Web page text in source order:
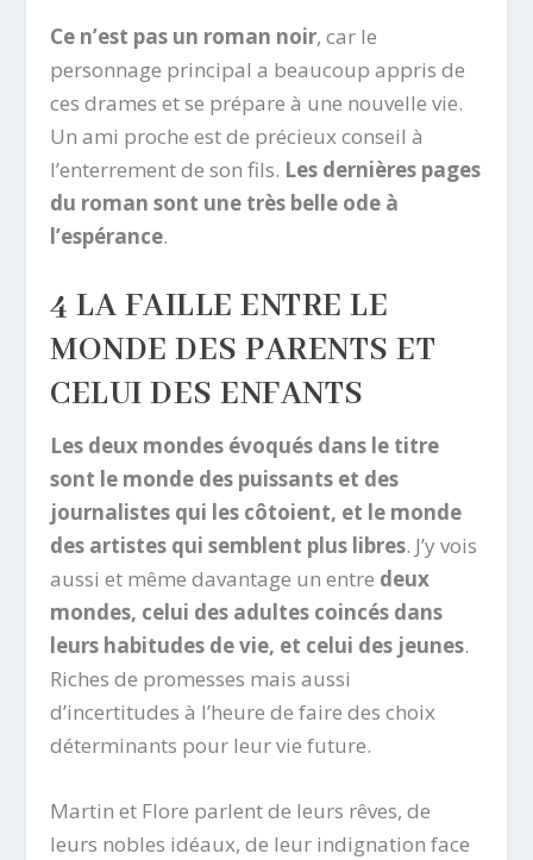
Ce n’est pas un roman noir, car le
personnage principal a beaucoup appris de
ces drames et se prépare à une nouvelle vie.
Un ami proche est de précieux conseil à
l’enterrement de son fils. Les dernières pages
du roman sont une très belle ode à
l’espérance.
4 LA FAILLE ENTRE LE
MONDE DES PARENTS ET
CELUI DES ENFANTS
Les deux mondes évoqués dans le titre
sont le monde des puissants et des
journalistes qui les côtoient, et le monde
des artistes qui semblent plus libres. J’y vois
aussi et même davantage un entre deux
mondes, celui des adultes coincés dans
leurs habitudes de vie, et celui des jeunes.
Riches de promesses mais aussi
d’incertitudes à l’heure de faire des choix
déterminants pour leur vie future.
Martin et Flore parlent de leurs rêves, de
leurs nobles idéaux, de leur indignation face